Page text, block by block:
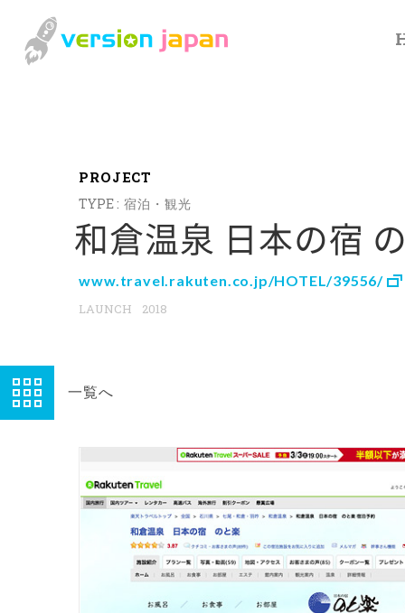
PROJECT
宿泊・観光
和倉温泉 日本の宿
www.travel.rakuten.co.jp/HOTEL/39556/
2018
一覧へ